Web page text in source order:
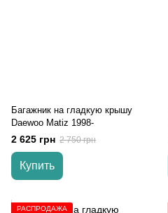
Багажник на гладкую крышу
Daewoo Matiz 1998-
2 625 грн 2 750 грн
Купить
РАСПРОДАЖА